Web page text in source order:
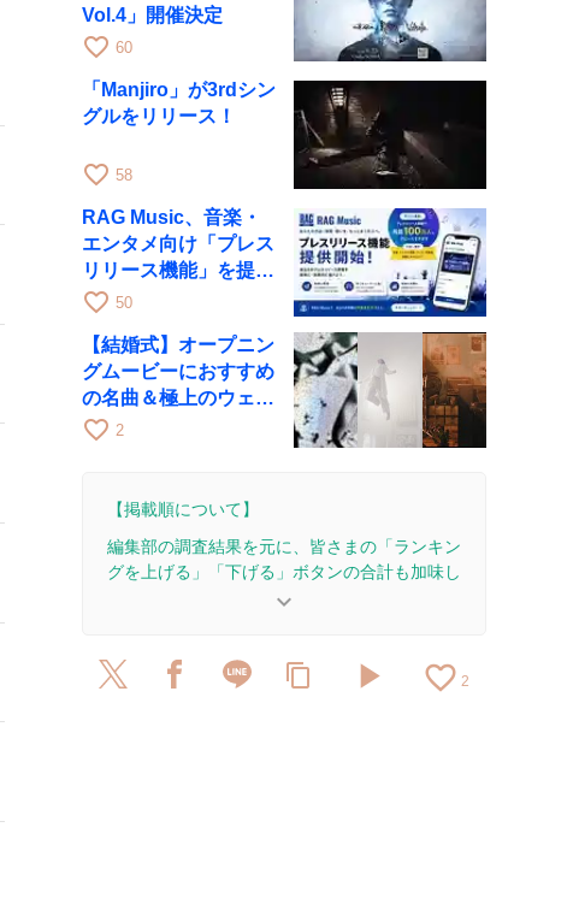
Vol.4」開催決定
favorite_border 60
「Manjiro」が3rdシン
グルをリリース！
favorite_border 58
RAG Music、音楽・
エンタメ向け「プレス
リリース機能」を提供
開始
favorite_border 50
【結婚式】オープニン
グムービーにおすすめ
の名曲＆極上のウェデ
ィングソング
favorite_border 2
【掲載順について】
編集部の調査結果を元に、皆さまの「ランキン
グを上げる」「下げる」ボタンの合計も加味し
2026/2/26：1本のレビューを追加・更新。
keyboard_arrow_down
content_copy play_arrow favorite_border 2